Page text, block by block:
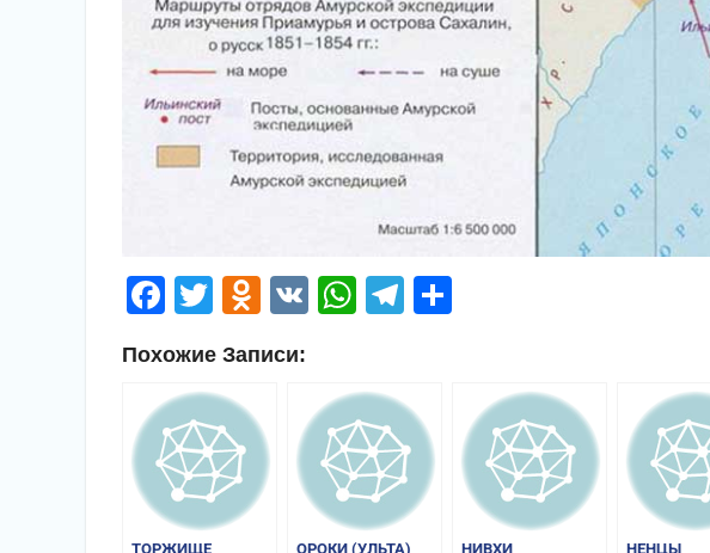
Facebook
Twitter
Odnoklassniki
VK WhatsApp
Telegram
Похожие Записи:
ТОРЖИЩЕ ОРОКИ (УЛЬТА) НИВХИ НЕНЦЫ